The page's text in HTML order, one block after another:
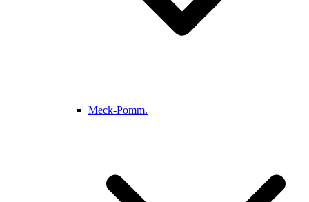
Meck-Pomm.